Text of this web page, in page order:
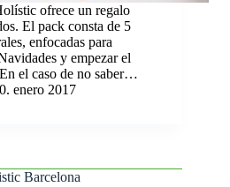
ofrece un regalo
El pack consta de 5
enfocadas para
y empezar el
el caso de no saber…
enero 2017
Barcelona